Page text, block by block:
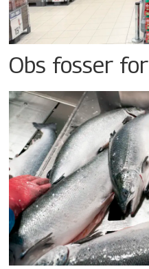
Obs fosser